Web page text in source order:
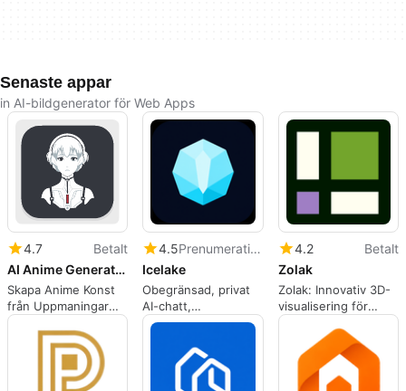
Senaste appar
in AI-bildgenerator för Web Apps
4.7
Betalt
AI Anime Generator Cloud
Skapa Anime Konst
från Uppmaningar
och Foton i Molnet
4.5
Prenumeration
Icelake
Obegränsad, privat
AI-chatt,
bildgenerering och
API-åtkomst med
ofiltrerade modeller
och ingen
4.2
Betalt
Zolak
Zolak: Innovativ 3D-
visualisering för
möbelhandlare